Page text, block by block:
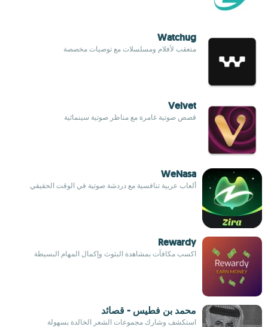
Watchug
متعقب لأفلام ومسلسلات مع توصيات مخصصة
Velvet
قصص صوتية غامرة مع مناظر صوتية سينمائية
WeNasa
ألعاب عربية تنافسية مع دردشة صوتية في الوقت الحقيقي
Rewardy
اكسب مكافآت بمشاهدة البثوث وإكمال المهام البسيطة
محمد بن فطيس - قصائد
استكشف وشارك مجموعات الشعر الخالدة بسهولة